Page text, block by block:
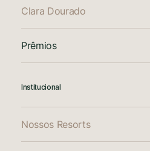
Clara Dourado
Prêmios
Institucional
Nossos Resorts